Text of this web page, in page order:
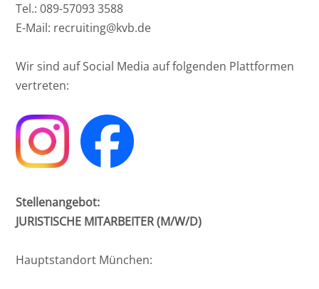
Tel.: 089-57093 3588
E-Mail: recruiting@kvb.de
Wir sind auf Social Media auf folgenden Plattformen
vertreten:
Stellenangebot:
JURISTISCHE MITARBEITER (M/W/D)
Hauptstandort München: